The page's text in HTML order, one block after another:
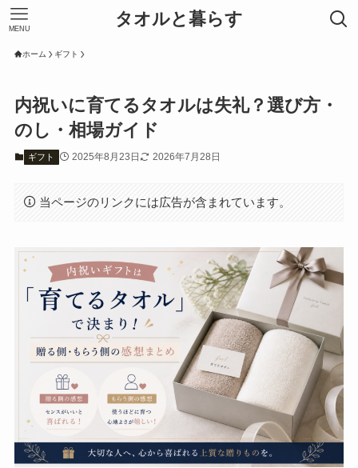
タオルと暮らす
MENU
ホーム ギフト
内祝いに育てるタオルは失礼？選び方・
のし・相場ガイド
ギフト 2025年8月23日 2026年7月28日
当ページのリンクには広告が含まれています。